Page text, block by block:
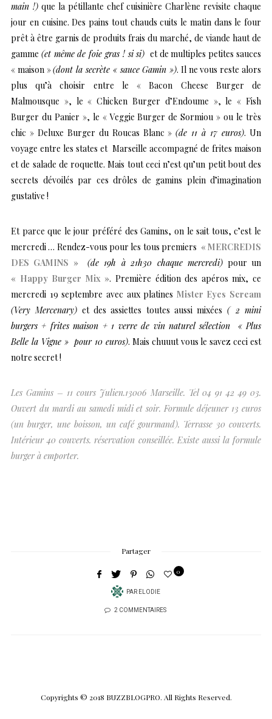
main !) que la pétillante chef cuisinière Charlène revisite chaque
jour en cuisine. Des pains tout chauds cuits le matin dans le four
prêt à être garnis de produits frais du marché, de viande haut de
gamme (et même de foie gras ! si si) et de multiples petites sauces
« maison »(dont la secrète « sauce Gamin »). Il ne vous reste alors
plus qu’à choisir entre le « Bacon Cheese Burger de
Malmousque », le « Chicken Burger d’Endoume », le « Fish
Burger du Panier », le « Veggie Burger de Sormiou » ou le très
chic » Deluxe Burger du Roucas Blanc »(de 11 à 17 euros). Un
voyage entre les states et Marseille accompagné de frites maison
et de salade de roquette. Mais tout ceci n’est qu’un petit bout des
secrets dévoilés par ces drôles de gamins plein d’imagination
gustative !
Et parce que le jour préféré des Gamins, on le sait tous, c’est le
mercredi … Rendez-vous pour les tous premiers « MERCREDIS
DES GAMINS »
(de 19h à 21h30 chaque mercredi) pour un
« Happy Burger Mix ». Première édition des apéros mix, ce
mercredi 19 septembre avec aux platines Mister Eyes Scream
(Very Mercenary) et des assiettes toutes aussi mixées ( 2 mini
burgers + frites maison + 1 verre de vin naturel sélection « Plus
Belle la Vigne » pour 10 euros). Mais chuuut vous le savez ceci est
notre secret !
Les Gamins – 11 cours Julien.13006 Marseille. Tel 04 91 42 49 03.
Ouvert du mardi au samedi midi et soir. Formule déjeuner 13 euros
(un burger, une boisson, un café gourmand). Terrasse 30 couverts.
Intérieur 40 couverts. réservation conseillée. Existe aussi la formule
burger à emporter.
Partager
PAR ELODIE
0
2 COMMENTAIRES
Copyrights © 2018 BUZZBLOGPRO. All Rights Reserved.